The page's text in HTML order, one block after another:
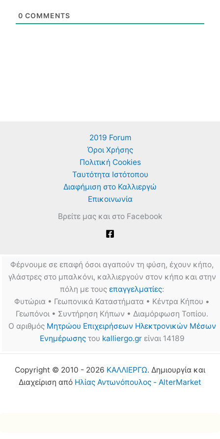
0 COMMENTS
2019 Forum
Όροι Χρήσης
Πολιτική Cookies
Ταυτότητα Ιστότοπου
Διαφήμιση στο Καλλιεργώ
Επικοινωνία
Βρείτε μας και στο Facebook
Φέρνουμε σε επαφή όσοι αγαπούν τη φύση, έχουν κήπο,
γλάστρες στο μπαλκόνι, καλλιεργούν στον κήπο και στην
πόλη με τους επαγγελματίες:
Φυτώρια • Γεωπονικά Καταστήματα • Κέντρα Κήπου •
Γεωπόνοι • Συντήρηση Κήπων • Διαμόρφωση Τοπίου.
Ο αριθμός Μητρώου Επιχειρήσεων Ηλεκτρονικών Μέσων
Ενημέρωσηςτου kalliergo.grείναι 14189
Copyright © 2010 - 2026 ΚΑΛΛΙΕΡΓΩ. Δημιουργία και
Διαχείριση από Ηλίας Αντωνόπουλος - AlterMarket